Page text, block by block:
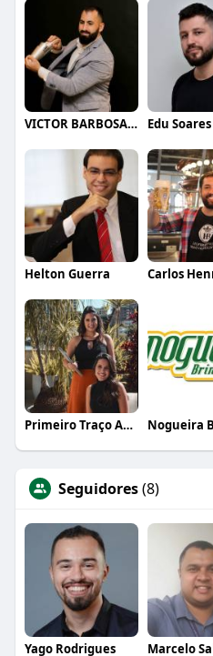
VICTOR BARBOSA QUARANTA Edu Soares
Helton Guerra
Primeiro Traço Arquitetura
Seguidores(8)
Yago Rodrigues Marcelo